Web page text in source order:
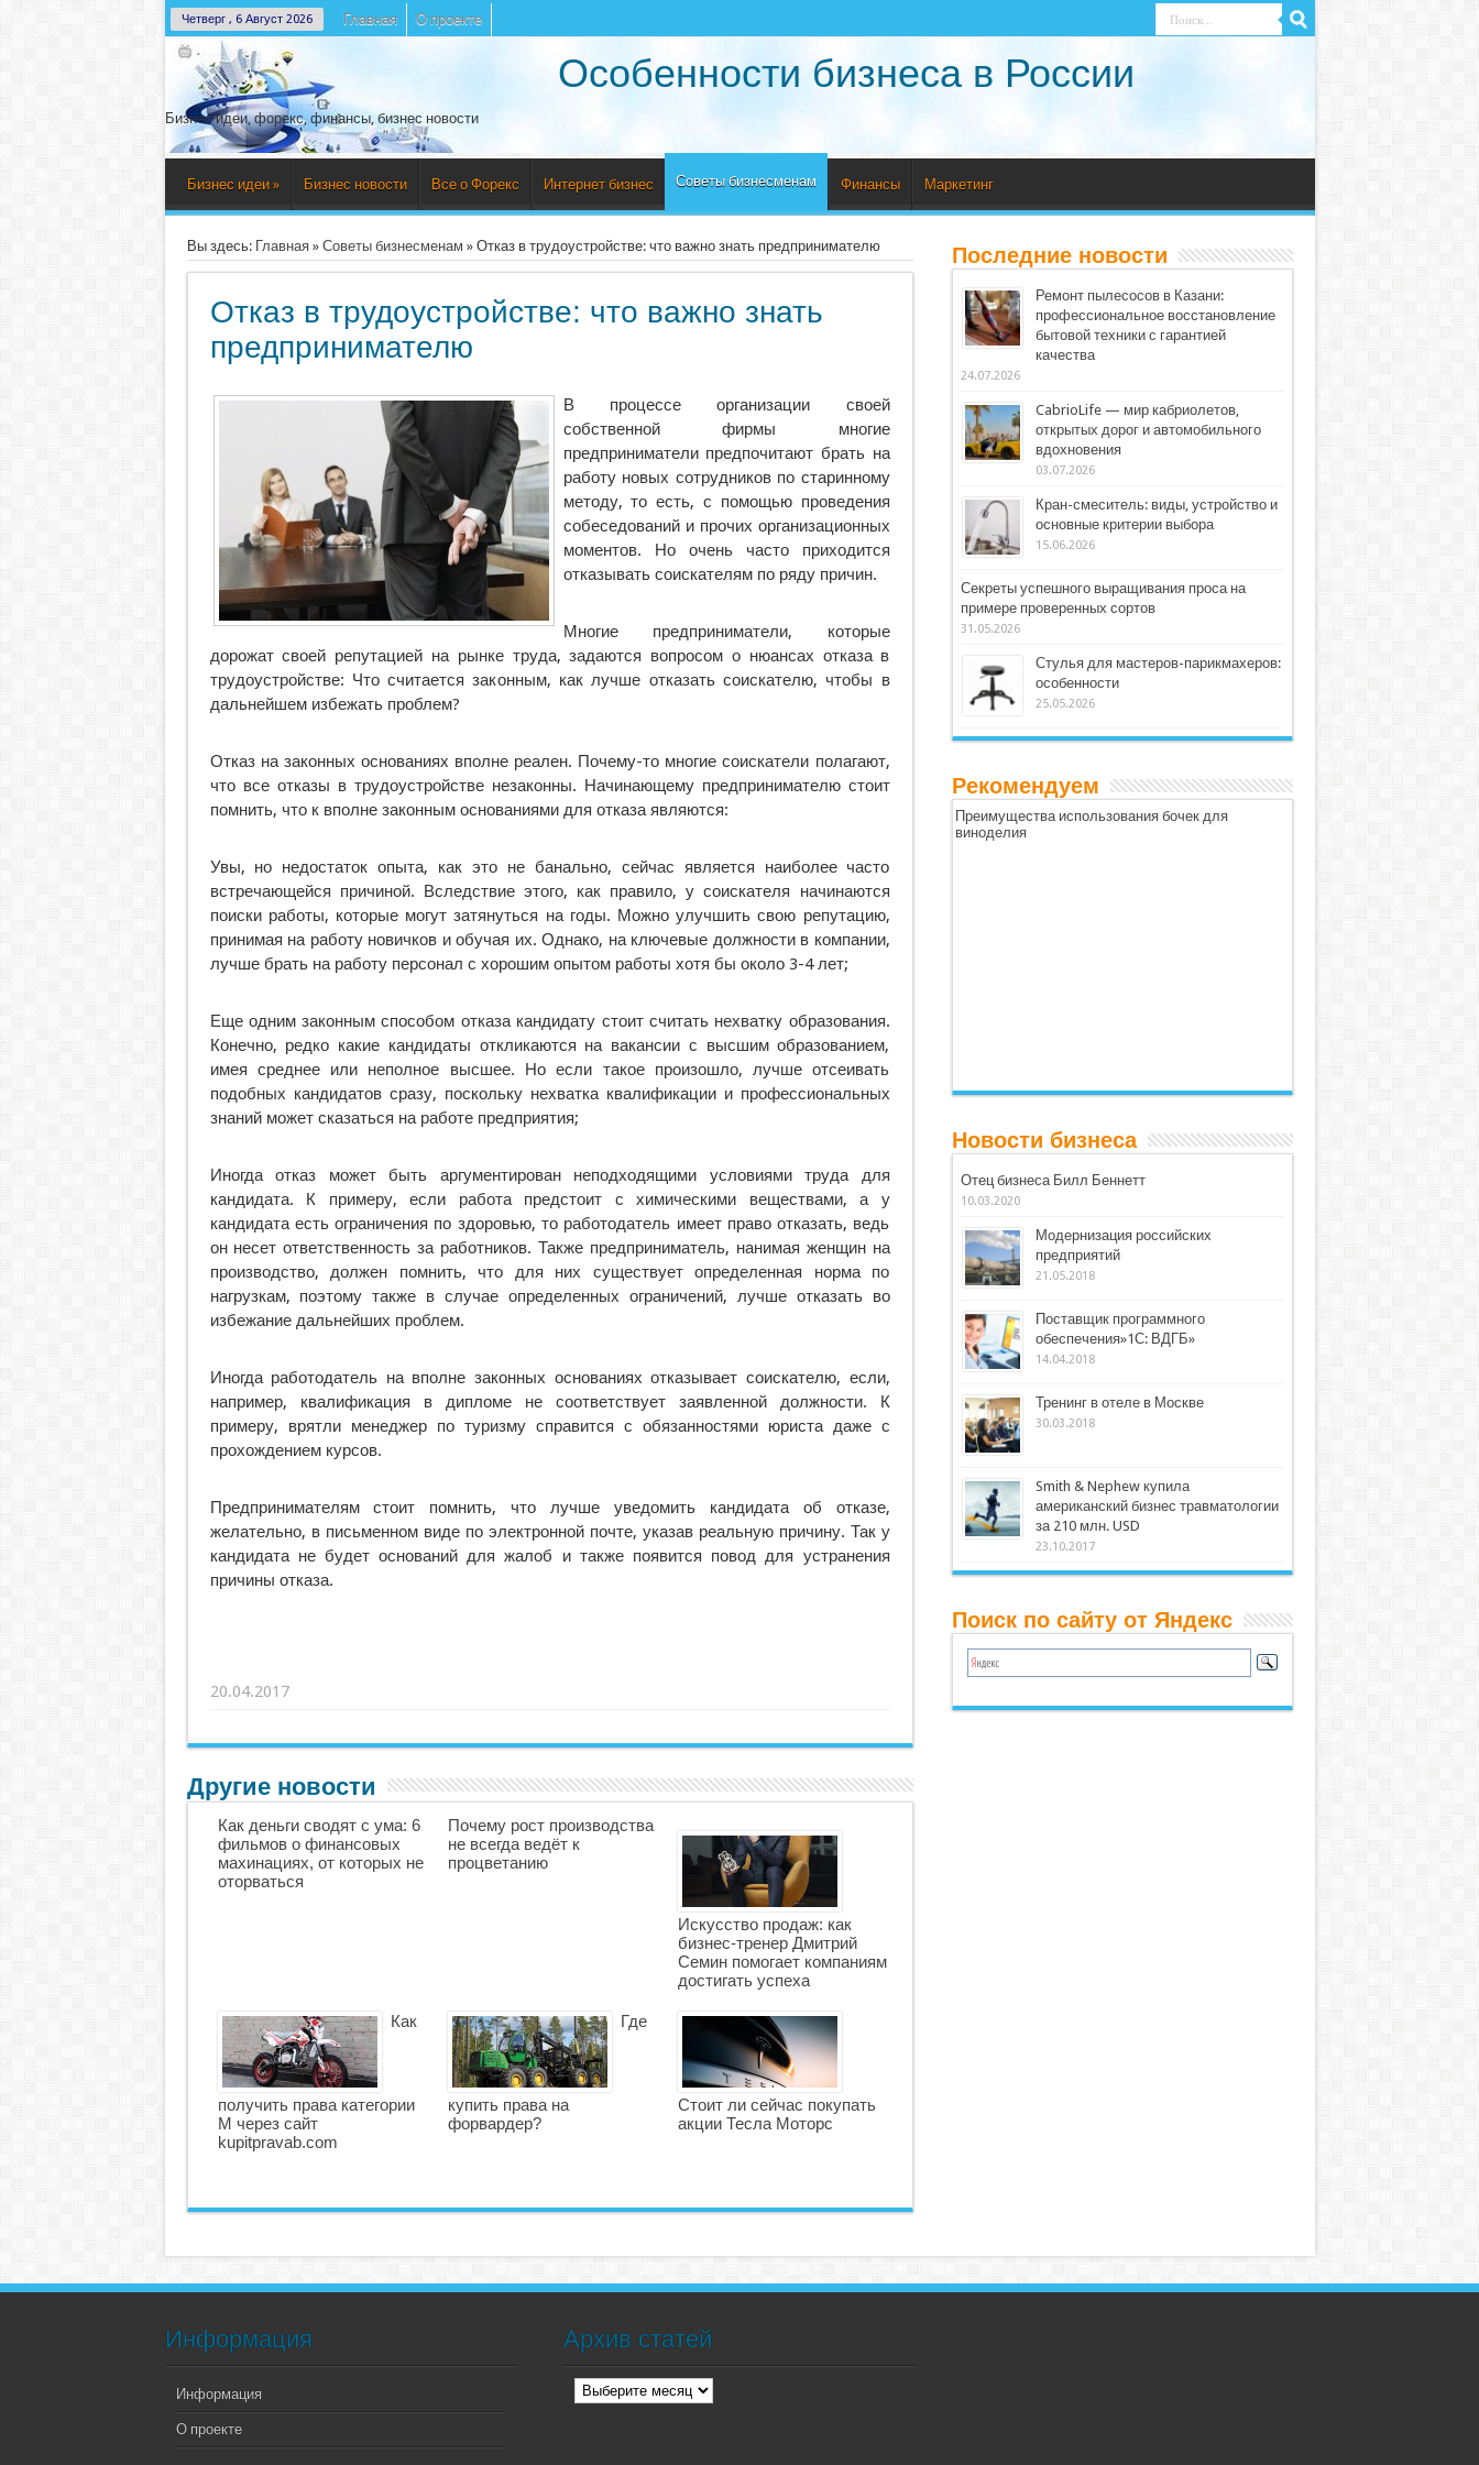
Четверг , 6 Август 2026 Главная О проекте
Особенности бизнеса в России
Бизнес идеи, форекс, финансы, бизнес новости
Бизнес идеи » Бизнес новости Все о Форекс Интернет бизнес Советы бизнесменам Финансы Маркетинг
Вы здесь: Главная» Советы бизнесменам » Отказ в трудоустройстве: что важно знать предпринимателю
Отказ в трудоустройстве: что важно знать
предпринимателю
В процессе организации своей
собственной фирмы многие
предприниматели предпочитают брать на
работу новых сотрудников по старинному
методу, то есть, с помощью проведения
собеседований и прочих организационных
моментов. Но очень часто приходится
отказывать соискателям по ряду причин.
Многие предприниматели, которые
дорожат своей репутацией на рынке труда, задаются вопросом о нюансах отказа в
трудоустройстве: Что считается законным, как лучше отказать соискателю, чтобы в
дальнейшем избежать проблем?
Отказ на законных основаниях вполне реален. Почему-то многие соискатели полагают,
что все отказы в трудоустройстве незаконны. Начинающему предпринимателю стоит
помнить, что к вполне законным основаниями для отказа являются:
Увы, но недостаток опыта, как это не банально, сейчас является наиболее часто
встречающейся причиной. Вследствие этого, как правило, у соискателя начинаются
поиски работы, которые могут затянуться на годы. Можно улучшить свою репутацию,
принимая на работу новичков и обучая их. Однако, на ключевые должности в компании,
лучше брать на работу персонал с хорошим опытом работы хотя бы около 3-4 лет;
Еще одним законным способом отказа кандидату стоит считать нехватку образования.
Конечно, редко какие кандидаты откликаются на вакансии с высшим образованием,
имея среднее или неполное высшее. Но если такое произошло, лучше отсеивать
подобных кандидатов сразу, поскольку нехватка квалификации и профессиональных
знаний может сказаться на работе предприятия;
Иногда отказ может быть аргументирован неподходящими условиями труда для
кандидата. К примеру, если работа предстоит с химическими веществами, а у
кандидата есть ограничения по здоровью, то работодатель имеет право отказать, ведь
он несет ответственность за работников. Также предприниматель, нанимая женщин на
производство, должен помнить, что для них существует определенная норма по
нагрузкам, поэтому также в случае определенных ограничений, лучше отказать во
избежание дальнейших проблем.
Иногда работодатель на вполне законных основаниях отказывает соискателю, если,
например, квалификация в дипломе не соответствует заявленной должности. К
примеру, врятли менеджер по туризму справится с обязанностями юриста даже с
прохождением курсов.
Предпринимателям стоит помнить, что лучше уведомить кандидата об отказе,
желательно, в письменном виде по электронной почте, указав реальную причину. Так у
кандидата не будет оснований для жалоб и также появится повод для устранения
причины отказа.
20.04.2017
Другие новости
Как деньги сводят с ума: 6
фильмов о финансовых
махинациях, от которых не
оторваться
Почему рост производства
не всегда ведёт к
процветанию
Искусство продаж: как
бизнес-тренер Дмитрий
Семин помогает компаниям
достигать успеха
Как
получить права категории
М через сайт
kupitpravab.com
Где
купить права на
форвардер?
Стоит ли сейчас покупать
акции Тесла Моторс
Последние новости
Ремонт пылесосов в Казани:
профессиональное восстановление
бытовой техники с гарантией
качества
24.07.2026
CabrioLife — мир кабриолетов,
открытых дорог и автомобильного
вдохновения
03.07.2026
Кран-смеситель: виды, устройство и
основные критерии выбора
15.06.2026
Секреты успешного выращивания проса на
примере проверенных сортов
31.05.2026
Стулья для мастеров-парикмахеров:
особенности
25.05.2026
Рекомендуем
Преимущества использования бочек для
виноделия
Новости бизнеса
Отец бизнеса Билл Беннетт
10.03.2020
Модернизация российских
предприятий
21.05.2018
Поставщик программного
обеспечения»1С: ВДГБ»
14.04.2018
Тренинг в отеле в Москве
30.03.2018
Smith & Nephew купила
американский бизнес травматологии
за 210 млн. USD
23.10.2017
Поиск по сайту от Яндекс
Информация
Информация
О проекте
Архив статей
Архив
статей